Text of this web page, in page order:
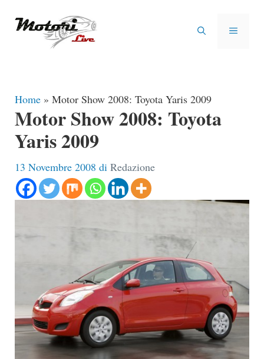
MENU
Home » Motor Show 2008: Toyota Yaris 2009
Motor Show 2008: Toyota
Yaris 2009
13 Novembre 2008 di Redazione